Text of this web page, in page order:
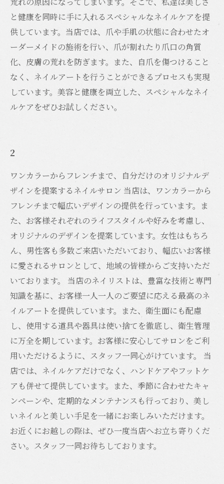
と健康を同時に手に入れるスペシャルなネイルケアを提
供しています。当店では、爪や手肌の状態に合わせたオ
ーダーメイドの施術を行い、爪が割れたり爪口の角質
化、皮膚の荒れを防ぎます。また、自爪を傷つけること
なく、ネイルアートを行うことができるプロセスも実現
しています。美容と健康を両立した、スペシャルなネイ
ルケアをぜひお試しください。
2
ワンカラーからフレンチまで、自分だけのオリジナルデ
ザインを提案するネイルサロン 当店は、ワンカラーから
フレンチまで幅広いデザインの提供を行っています。ま
た、お客様それぞれのライフスタイルや好みを考慮し、
オリジナルのデザインを提案しています。女性はもちろ
ん、男性客も多数ご来店いただいており、幅広いお客様
に愛されるサロンとして、地域の皆様からご支持いただ
いております。 当店のネイリストは、豊富な技術と専門
知識を基に、お客様一人一人のご要望に応える最高のネ
イルアートを提供しています。また、衛生面にも配慮
し、使用する道具や器具は使い捨てを徹底し、衛生管理
に万全を期しています。お客様に安心してサロンをご利
用いただけるように、スタッフ一同心がけています。 当
店では、ネイルケアだけでなく、ハンドケアやフットケ
アも併せて提供しています。また、季節に合わせたキャ
ンペーンや、定期的なメンテナンスも行っており、美し
いネイルと美しい手足を一緒にお楽しみいただけます。
お近くにお越しの際は、ぜひ一度当店へお立ち寄りくだ
さい。スタッフ一同お待ちしております。